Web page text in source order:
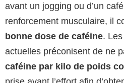
avant un jogging ou d’un
renforcement musculaire, il
bonne dose de caféine.
actuelles préconisent de ne
caféine par kilo de poids